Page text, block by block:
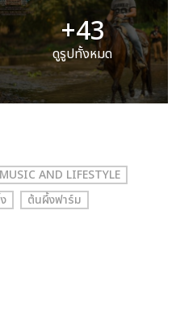
+43
ดูรูปทั้งหมด
MUSIC AND LIFESTYLE
ต้นผึ้งฟาร์ม